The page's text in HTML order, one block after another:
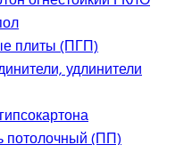
плиты (ПГП)
удлинители
потолочный (ПП)